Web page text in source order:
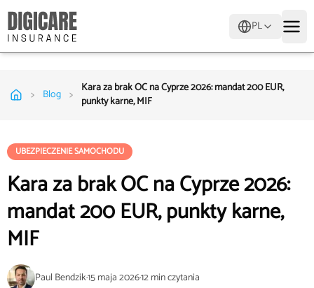
PL
> Blog > Kara za brak OC na Cyprze 2026: mandat 200 EUR,
punkty karne, MIF
UBEZPIECZENIE SAMOCHODU
Kara za brak OC na Cyprze 2026:
mandat 200 EUR, punkty karne,
MIF
Paul Bendzik·15 maja 2026·12min czytania